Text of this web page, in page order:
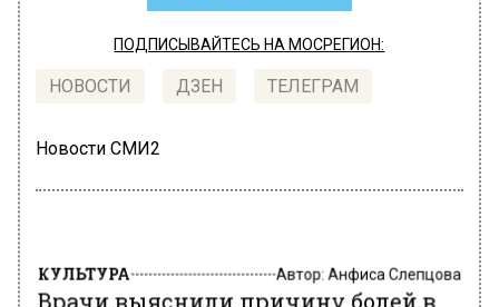
ПОДПИСЫВАЙТЕСЬ НА МОСРЕГИОН:
НОВОСТИ ДЗЕН ТЕЛЕГРАМ
Новости СМИ2
КУЛЬТУРА Автор: Анфиса Слепцова
Врачи выяснили причину болей в